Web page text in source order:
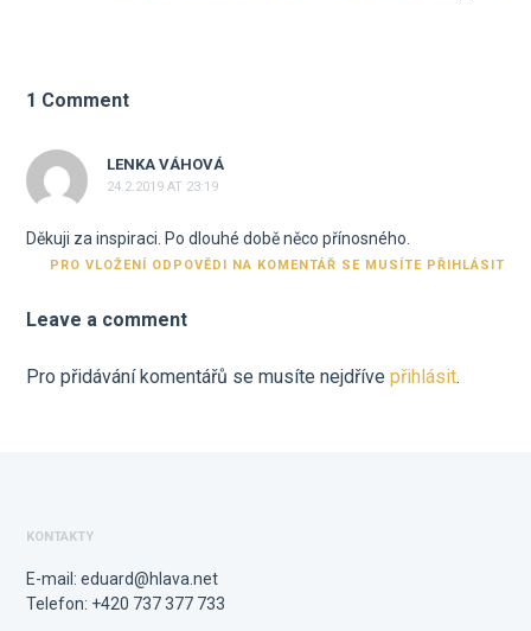
1 Comment
LENKA VÁHOVÁ
24.2.2019 AT 23:19
Děkuji za inspiraci. Po dlouhé době něco přínosného.
PRO VLOŽENÍ ODPOVĚDI NA KOMENTÁŘ SE MUSÍTE PŘIHLÁSIT
Leave a comment
Pro přidávání komentářů se musíte nejdřívepřihlásit.
KONTAKTY
E-mail:eduard@hlava.net
Telefon: +420 737 377 733